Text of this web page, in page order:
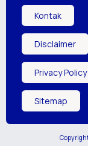
Kontak
Disclaimer
Privacy Policy
Sitemap